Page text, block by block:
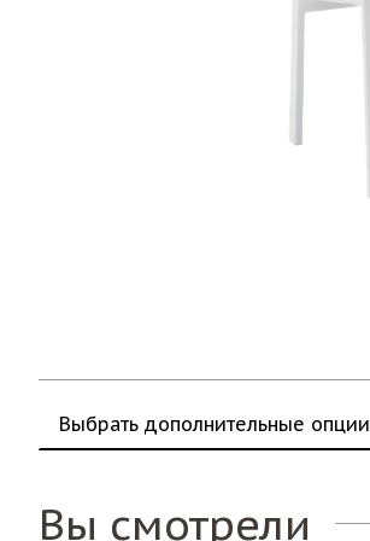
Выбрать дополнительные опции
Вы смотрели